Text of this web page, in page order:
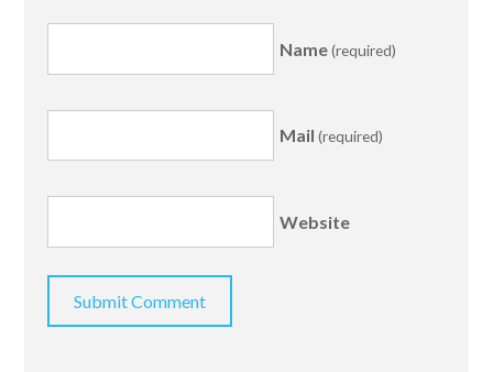
Name(required)
Mail (required)
Website